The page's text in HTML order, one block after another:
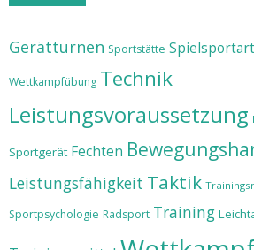
Gerätturnen Sportstätte Spielsportart
Wettkampfübung Technik
Leistungsvoraussetzung
Sportgerät Fechten
Leistungsfähigkeit Taktik
Sportpsychologie Radsport Training